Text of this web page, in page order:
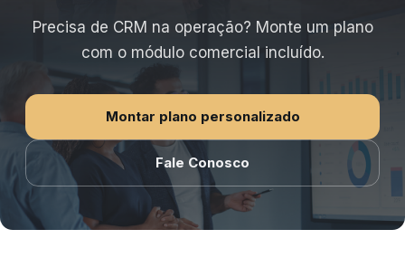
Precisa de CRM na operação? Monte um plano
com o módulo comercial incluído.
Montar plano personalizado
Fale Conosco